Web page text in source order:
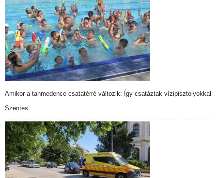
Amikor a tanmedence csatatérré változik: Így csatáztak vízipisztolyokkal
Szentes…